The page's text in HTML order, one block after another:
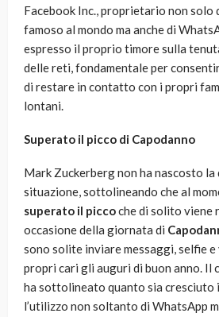
Facebook Inc., proprietario non solo
famoso al mondo ma anche di
espresso il proprio timore sulla
delle reti, fondamentale per
di restare in contatto con i propri
lontani.
Superato il picco di Capodanno
Mark Zuckerberg non ha nascosto
situazione, sottolineando che al
superato il piccoche di solito viene
occasione della giornata di
sono solite inviare messaggi, selfie
propri cari gli auguri di buon anno. Il
ha sottolineato quanto sia cresciuto
l’utilizzo non soltanto di WhatsApp